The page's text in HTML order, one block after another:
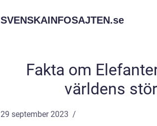
SVENSKAINFOSAJTEN.se
Fakta om
världens
29 september 2023